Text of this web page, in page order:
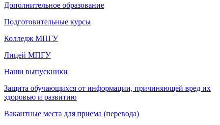
Дополнительное образование
Подготовительные курсы
Колледж МПГУ
Лицей МПГУ
Наши выпускники
Защита обучающихся от информации, причиняющей вред их
здоровью и развитию
Вакантные места для приема (перевода)